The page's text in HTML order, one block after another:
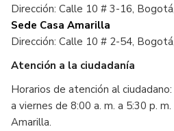
Dirección: Calle 10 # 3-16,
Sede Casa Amarilla
Dirección: Calle 10 # 2-54,
Atención a la ciudadanía
Horarios de atención al
a viernes de 8:00 a. m. a 5:30 p.
Amarilla.